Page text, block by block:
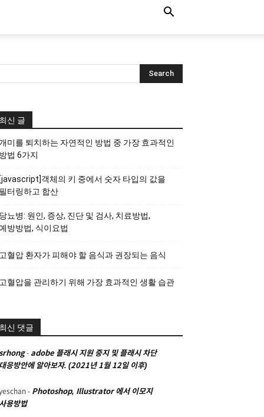
신 글
미를 퇴치하는 자연적인 방법 중 가장 효과적인
법 6가지
객체의 키 중에서 숫자 타입의 값을
터링하고 합산
뇨병: 원인, 증상, 진단 및 검사, 치료방법,
방방법, 식이요법
혈압 환자가 피해야 할 음식과 권장되는 음식
혈압을 관리하기 위해 가장 효과적인 생활 습관
신 댓글
- adobe 플래시 지원 중지 및 플래시 차단
응방안에 알아보자. (2021년 1월 12일 이후)
- Photoshop, Illustrator 에서 이모지
용방법